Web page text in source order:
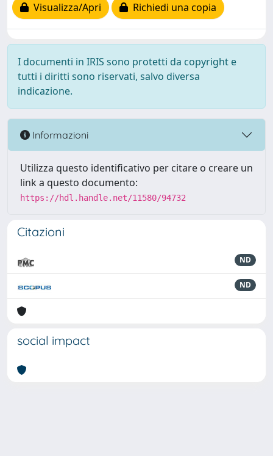
Visualizza/Apri
Richiedi una copia
I documenti in IRIS sono protetti da copyright e
tutti i diritti sono riservati, salvo diversa
indicazione.
Informazioni
Utilizza questo identificativo per citare o creare un
link a questo documento:
https://hdl.handle.net/11580/94732
Citazioni
ND
ND
social impact